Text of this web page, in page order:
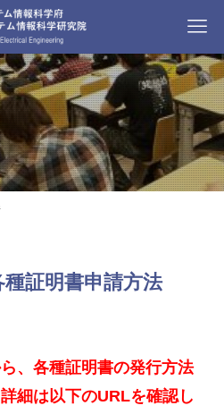
証明書申請方法
、各種証明書の発行方法
細は以下のURLを確認し